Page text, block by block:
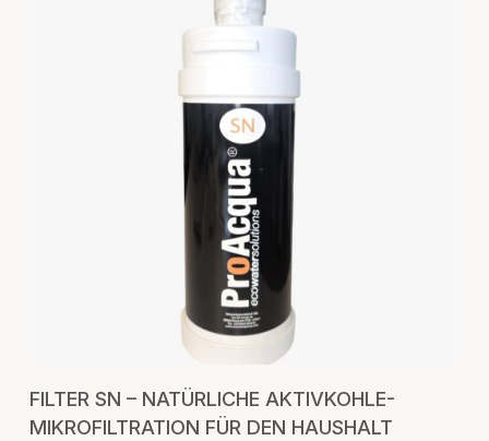
IN DEN WARENKORB
FILTER SN – NATÜRLICHE AKTIVKOHLE-
MIKROFILTRATION FÜR DEN HAUSHALT